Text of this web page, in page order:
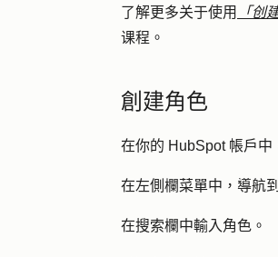
了解更多关于使用 「创
课程。
創建角色
在你的 HubSpot 帳戶中
在左側欄菜單中，導航到
在搜索欄中輸入 角色 。